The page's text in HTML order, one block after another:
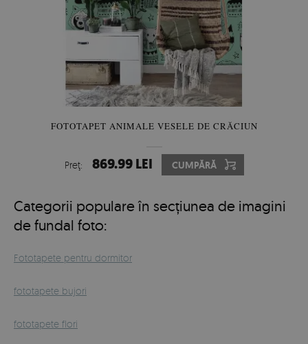
FOTOTAPET ANIMALE VESELE DE CRĂCIUN
Preţ: 869.99 LEI CUMPĂRĂ
Categorii populare în secțiunea de imagini
de fundal foto:
Fototapete pentru dormitor
fototapete bujori
fototapete flori